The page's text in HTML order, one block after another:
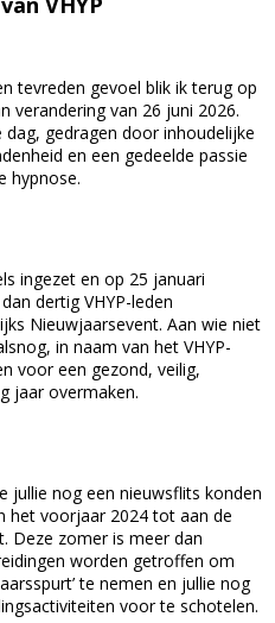
tevreden gevoel blik ik terug op
verandering van 26 juni 2026.
gedragen door inhoudelijke
en een gedeelde passie
hypnose.
ingezet en op 25 januari
dertig VHYP-leden
Nieuwjaarsevent. Aan wie niet
in naam van het VHYP-
voor een gezond, veilig,
jaar overmaken.
jullie nog een nieuwsflits konden
het voorjaar 2024 tot aan de
Deze zomer is meer dan
worden getroffen om
te nemen en jullie nog
voor te schotelen.